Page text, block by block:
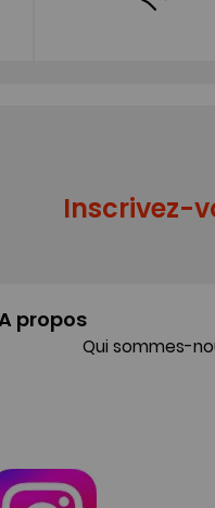
Inscrivez-
propos
Qui sommes-